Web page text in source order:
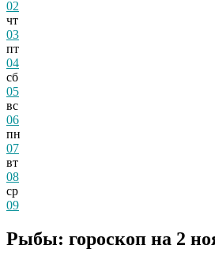
02
чт
03
пт
04
сб
05
вс
06
пн
07
вт
08
ср
09
Рыбы: гороскоп на 2